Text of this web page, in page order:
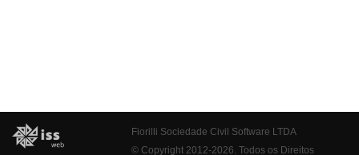
Fiorilli Sociedade Civil Software LTDA
© Copyright 2012-2026. Todos os Direitos